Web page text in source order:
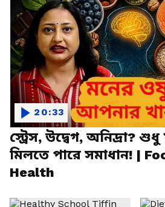
স্ট্রেস, উদ্বেগ, অনিদ্রা?
মিলতে পারে সমাধান! |
Health
20:33